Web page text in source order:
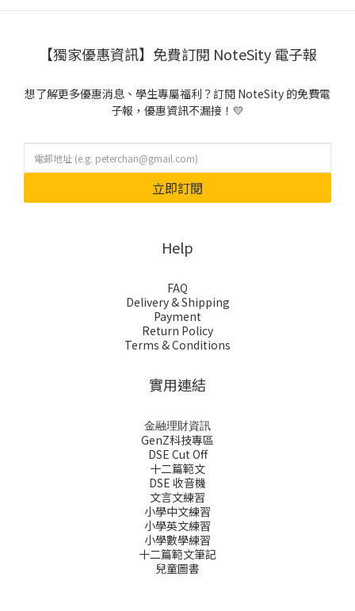
【獨家優惠資訊】免費訂閱 NoteSity 電子報
想了解更多優惠消息、學生專屬福利？訂閱 NoteSity 的免費電
子報，優惠資訊不漏接！💛
立即訂閱
Help
FAQ
Delivery & Shipping
Payment
Return Policy
Terms & Conditions
實用連結
金融理財資訊
GenZ科技專區
DSE Cut Off
十二篇範文
DSE 收音機
文言文練習
小學中文練習
小學英文練習
小學數學練習
十二篇範文筆記
兒童圖書